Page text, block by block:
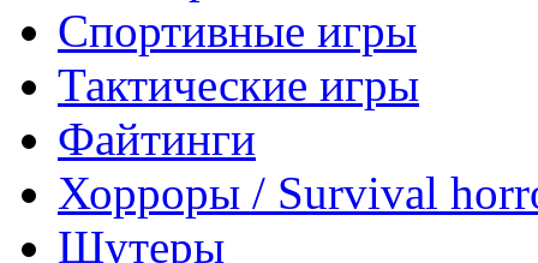
Спортивные игры
Тактические игры
Файтинги
Хорроры / Survival
Шутеры